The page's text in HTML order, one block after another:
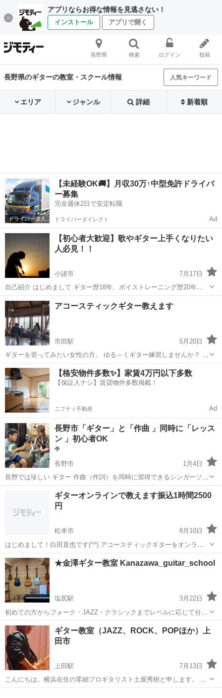
アプリならお得な情報を見逃さない！
インストール アプリで開く
長野県 検索 ログイン 投稿
長野県のギターの教室・スクール情報 人気キーワード
エリア ジャンル 詳細 新着順
【未経験OK🚚】月収30万↑中型免許ドライバ
ー募集
完全週休2日で安定転職
ドライバーダイレクト Ad
【初心者大歓迎】歌やギター上手くなりたい
人必見！！
小諸市
7月17日
自己紹介 はじめまして ギター歴18年、ボイストレーニング歴20年。
現在は仕事と並行しながら音楽活動とレッスンを行っています。
https://guitar-lesson-lp.vercel.app/ ...
長野 小諸市
アコースティックギター教えます
市田駅
5月20日
ギターを習ってみたい女性の方。 ゆる～くギター練習しませんか？ 概
ね中学生以上。お子様連れ可。 私は趣味でギターを弾いていますが、
女性のギター友達を増やしたくて、ギターの練習会を開いています。
ギター素人同士でお...
長野 下伊那郡 市田駅 ギター アコースティックギター
【格安物件多数✨】家賃4万円以下多数
【保証人ナシ】賃貸物件多数掲載！
ニフティ不動産 Ad
長野市「ギター」と「作曲 」同時に「レッス
ン 」初心者OK
長野市
1月4日
長野では珍しい ギター 作曲（作詞）を同時に習得できるシンガーソン
グライターに人気の「ギター教室」です。 エレキでもアコギでもOK
カ月でLIVEが出来る...
ギター レッスン
ギターオンラインで教えます振込1時間2500
円
松本市
8月10日
はじめまして！白田直也です(^^) アコースティックギターをオンライ
ンで教えます。初めての人から、弾きたい曲がある人まで、丁寧に、
そして早く弾けるように教えます^_^ リクエストと、悩みを教えてい
ただいて、そ...
長野 松本市 ギター オンライン
★金澤ギター教室 Kanazawa_guitar_school
塩尻駅
3月22日
初めての方からフォーク・JAZZ・クラシックまでレベルに応じて分か
りやすく教えます。 ＊何かやってみたい方、 ＊ギターをお持ちでない
方、 ＊どんなギターを買えば良いか分からないけど弾いてみたい方、
相談しながらレッスンして...
長野 塩尻市 塩尻駅
ギター教室（JAZZ、ROCK、POPほか）上
田市
上田駅
7月13日
こんにちは。横浜在住の零細プロギタリスト土屋秀樹と申します。 諸
事情によりしばしば上田に帰るのですが、その際ギター教室をやれれ